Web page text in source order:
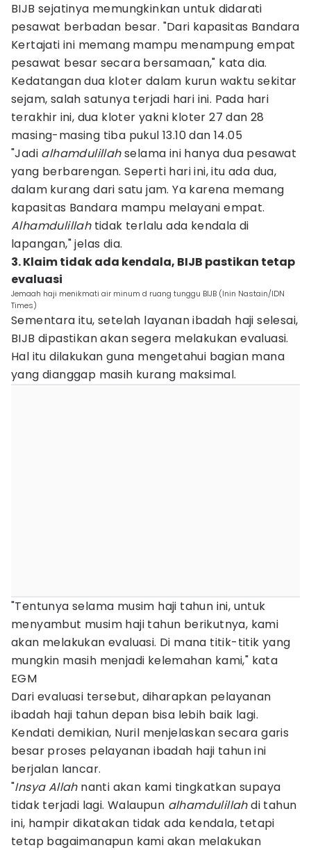
BIJB sejatinya memungkinkan untuk didarati
pesawat berbadan besar. "Dari kapasitas Bandara
Kertajati ini memang mampu menampung empat
pesawat besar secara bersamaan," kata dia.
Kedatangan dua kloter dalam kurun waktu sekitar
sejam, salah satunya terjadi hari ini. Pada hari
terakhir ini, dua kloter yakni kloter 27 dan 28
masing-masing tiba pukul 13.10 dan 14.05
"Jadi alhamdulillahselama ini hanya dua pesawat
yang berbarengan. Seperti hari ini, itu ada dua,
dalam kurang dari satu jam. Ya karena memang
kapasitas Bandara mampu melayani empat.
Alhamdulillahtidak terlalu ada kendala di
lapangan," jelas dia.
3. Klaim tidak ada kendala, BIJB pastikan tetap
evaluasi
Jemaah haji menikmati air minum d ruang tunggu BIJB (Inin Nastain/IDN
Times)
Sementara itu, setelah layanan ibadah haji selesai,
BIJB dipastikan akan segera melakukan evaluasi.
Hal itu dilakukan guna mengetahui bagian mana
yang dianggap masih kurang maksimal.
"Tentunya selama musim haji tahun ini, untuk
menyambut musim haji tahun berikutnya, kami
akan melakukan evaluasi. Di mana titik-titik yang
mungkin masih menjadi kelemahan kami," kata
EGM
Dari evaluasi tersebut, diharapkan pelayanan
ibadah haji tahun depan bisa lebih baik lagi.
Kendati demikian, Nuril menjelaskan secara garis
besar proses pelayanan ibadah haji tahun ini
berjalan lancar.
"Insya Allahnanti akan kami tingkatkan supaya
tidak terjadi lagi. Walaupun alhamdulillahdi tahun
ini, hampir dikatakan tidak ada kendala, tetapi
tetap bagaimanapun kami akan melakukan